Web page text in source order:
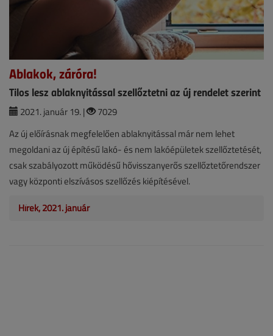
Ablakok, záróra!
Tilos lesz ablaknyitással szellőztetni az új rendelet szerint
2021. január 19. |
7029
Az új előírásnak megfelelően ablaknyitással már nem lehet
megoldani az új építésű lakó- és nem lakóépületek szellőztetését,
csak szabályozott működésű hővisszanyerős szellőztetőrendszer
vagy központi elszívásos szellőzés kiépítésével.
Hírek, 2021. január